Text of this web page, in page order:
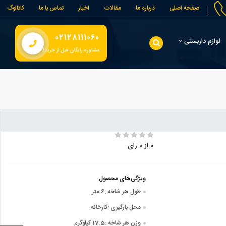
صفحه اصلی درباره ما مقالات اخبار تماس با ما کاتالوگ
لوازم داربستی 02128111060
مشاوره رایگان قبل از خرید!
0 از 0 رای
ویژگی‌های محصول
طول هر شاخه :6 متر
محل بارگیری :کارخانه
وزن هر شاخه :17.5 کیلوگرم